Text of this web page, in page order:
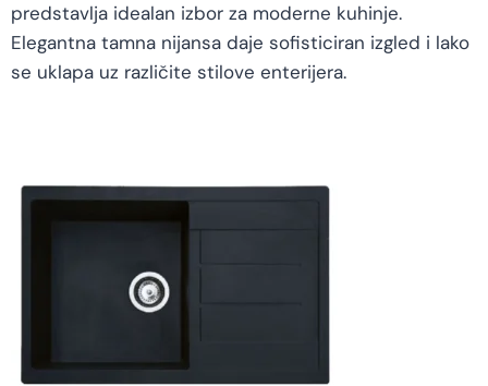
predstavlja idealan izbor za moderne kuhinje.
Elegantna tamna nijansa daje sofisticiran izgled i lako
se uklapa uz različite stilove enterijera.